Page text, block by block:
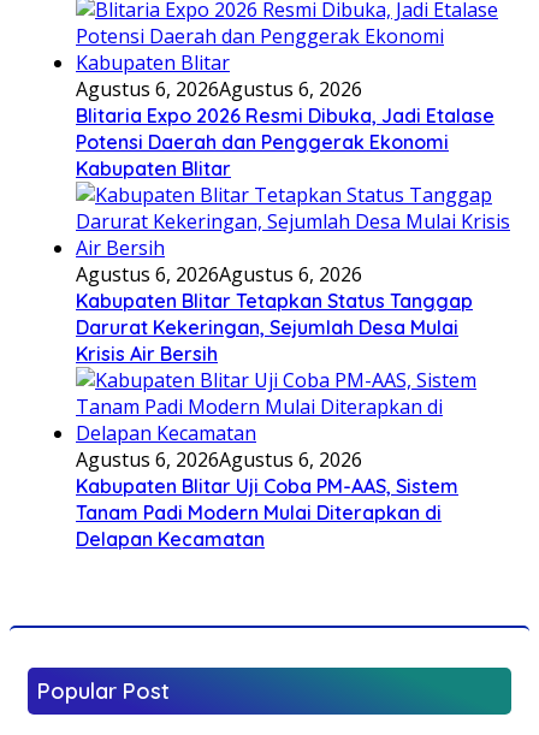
Agustus 6, 2026Agustus 6, 2026
Blitaria Expo 2026 Resmi Dibuka, Jadi Etalase
Potensi Daerah dan Penggerak Ekonomi
Kabupaten Blitar
Agustus 6, 2026Agustus 6, 2026
Kabupaten Blitar Tetapkan Status Tanggap
Darurat Kekeringan, Sejumlah Desa Mulai
Krisis Air Bersih
Agustus 6, 2026Agustus 6, 2026
Kabupaten Blitar Uji Coba PM-AAS, Sistem
Tanam Padi Modern Mulai Diterapkan di
Delapan Kecamatan
Popular Post